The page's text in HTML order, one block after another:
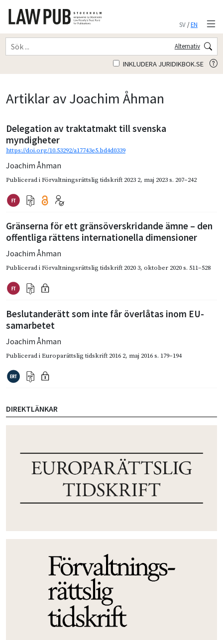
SV/EN
Alternativ
INKLUDERA JURIDIKBOK.SE
Artiklar av Joachim Åhman
Delegation av traktatmakt till svenska
myndigheter
https://doi.org/10.53292/a17743e5.bd4d0339
Joachim Åhman
Publicerad iFörvaltningsrättslig tidskrift 2023 2, maj 2023s. 207–242
Gränserna för ett gränsöverskridande ämne – den
offentliga rättens internationella dimensioner
Joachim Åhman
Publicerad iFörvaltningsrättslig tidskrift 2020 3, oktober 2020s. 511–528
Beslutanderätt som inte får överlåtas inom EU-
samarbetet
Joachim Åhman
Publicerad iEuroparättslig tidskrift 2016 2, maj 2016s. 179–194
DIREKTLÄNKAR